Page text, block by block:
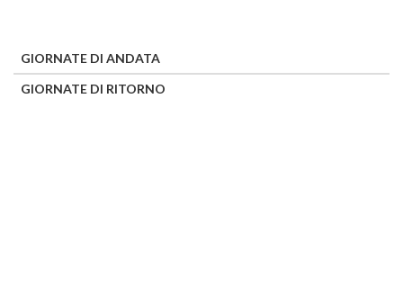
GIORNATE DI ANDATA
GIORNATE DI RITORNO